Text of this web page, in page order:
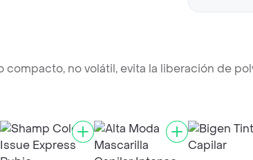
no volátil, evita la liberación de